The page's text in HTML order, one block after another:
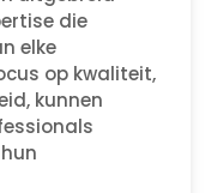
die
elke
op kwaliteit,
kunnen